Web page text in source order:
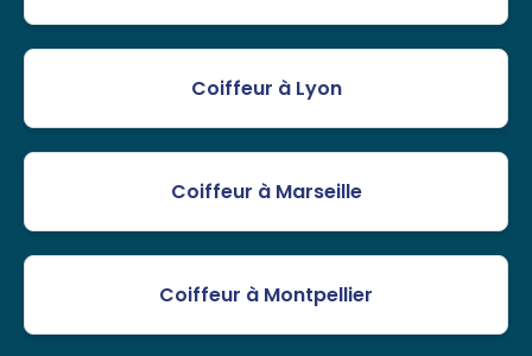
Coiffeur à Lyon
Coiffeur à Marseille
Coiffeur à Montpellier